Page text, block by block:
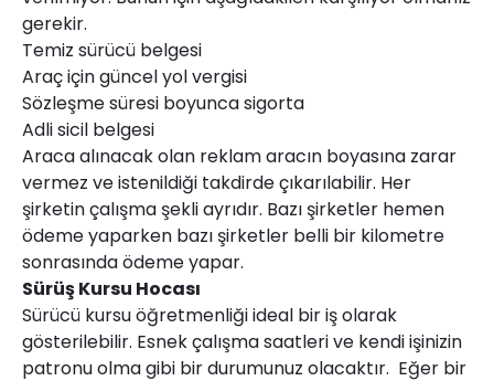
gerekir.
Temiz sürücü belgesi
Araç için güncel yol vergisi
Sözleşme süresi boyunca sigorta
Adli sicil belgesi
Araca alınacak olan reklam aracın boyasına zarar
vermez ve istenildiği takdirde çıkarılabilir. Her
şirketin çalışma şekli ayrıdır. Bazı şirketler hemen
ödeme yaparken bazı şirketler belli bir kilometre
sonrasında ödeme yapar.
Sürüş Kursu Hocası
Sürücü kursu öğretmenliği ideal bir iş olarak
gösterilebilir. Esnek çalışma saatleri ve kendi işinizin
patronu olma gibi bir durumunuz olacaktır. Eğer bir